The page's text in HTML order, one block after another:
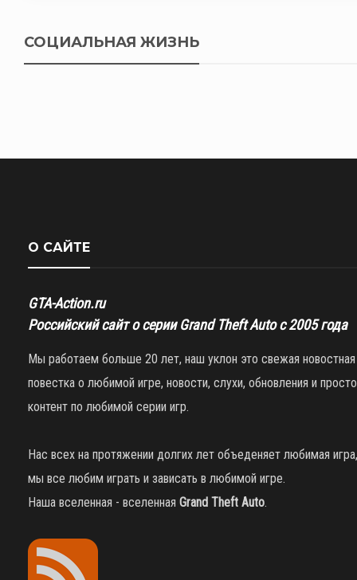
СОЦИАЛЬНАЯ ЖИЗНЬ
О САЙТЕ
GTA-Action.ru
Российский сайт о серии Grand Theft Auto с 2005 года
Мы работаем больше 20 лет, наш уклон это свежая новостная
повестка о любимой игре, новости, слухи, обновления и просто
контент по любимой серии игр.
Нас всех на протяжении долгих лет объеденяет любимая игра,
мы все любим играть и зависать в любимой игре.
Наша вселенная - вселенная Grand Theft Auto.